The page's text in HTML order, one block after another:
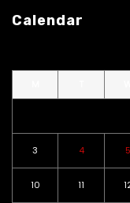
Calendar
3 4 5
10 11